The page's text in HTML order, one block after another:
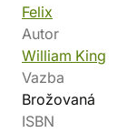
Felix
Autor
William King
Vazba
Brožovaná
ISBN